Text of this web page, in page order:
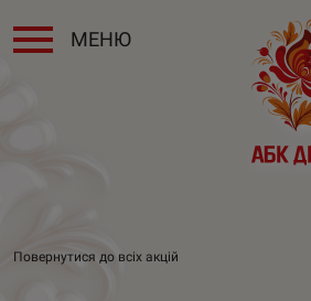
МЕНЮ
Повернутися до всіх акцій